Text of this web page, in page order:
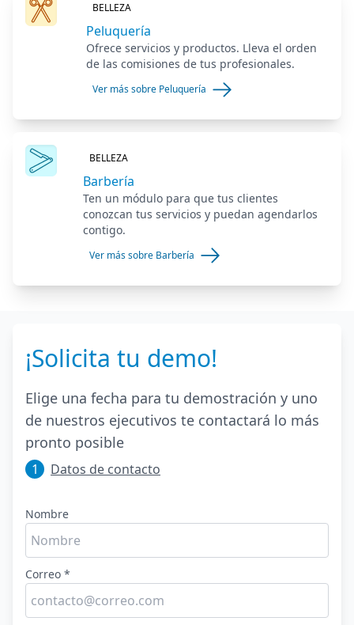
BELLEZA
Peluquería
Ofrece servicios y productos. Lleva el orden
de las comisiones de tus profesionales.
Ver más sobre Peluquería
BELLEZA
Barbería
Ten un módulo para que tus clientes
conozcan tus servicios y puedan agendarlos
contigo.
Ver más sobre Barbería
¡Solicita tu demo!
Elige una fecha para tu demostración y uno
de nuestros ejecutivos te contactará lo más
pronto posible
1 Datos de contacto
Nombre
Correo *